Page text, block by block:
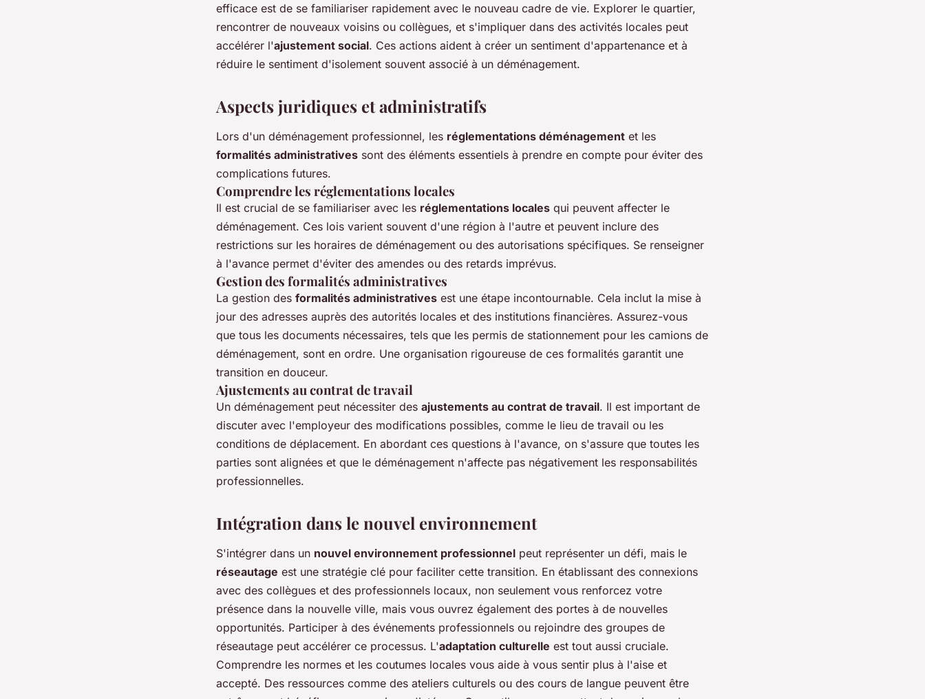
efficace est de se familiariser rapidement avec le nouveau cadre de vie. Explorer le quartier,
rencontrer de nouveaux voisins ou collègues, et s'impliquer dans des activités locales peut
accélérer l'ajustement social. Ces actions aident à créer un sentiment d'appartenance et à
réduire le sentiment d'isolement souvent associé à un déménagement.
Aspects juridiques et administratifs
Lors d'un déménagement professionnel, les réglementations déménagement et les
formalités administratives sont des éléments essentiels à prendre en compte pour éviter des
complications futures.
Comprendre les réglementations locales
Il est crucial de se familiariser avec les réglementations locales qui peuvent affecter le
déménagement. Ces lois varient souvent d'une région à l'autre et peuvent inclure des
restrictions sur les horaires de déménagement ou des autorisations spécifiques. Se renseigner
à l'avance permet d'éviter des amendes ou des retards imprévus.
Gestion des formalités administratives
La gestion des formalités administratives est une étape incontournable. Cela inclut la mise à
jour des adresses auprès des autorités locales et des institutions financières. Assurez-vous
que tous les documents nécessaires, tels que les permis de stationnement pour les camions de
déménagement, sont en ordre. Une organisation rigoureuse de ces formalités garantit une
transition en douceur.
Ajustements au contrat de travail
Un déménagement peut nécessiter des ajustements au contrat de travail. Il est important de
discuter avec l'employeur des modifications possibles, comme le lieu de travail ou les
conditions de déplacement. En abordant ces questions à l'avance, on s'assure que toutes les
parties sont alignées et que le déménagement n'affecte pas négativement les responsabilités
professionnelles.
Intégration dans le nouvel environnement
S'intégrer dans un nouvel environnement professionnel peut représenter un défi, mais le
réseautage est une stratégie clé pour faciliter cette transition. En établissant des connexions
avec des collègues et des professionnels locaux, non seulement vous renforcez votre
présence dans la nouvelle ville, mais vous ouvrez également des portes à de nouvelles
opportunités. Participer à des événements professionnels ou rejoindre des groupes de
réseautage peut accélérer ce processus. L'adaptation culturelle est tout aussi cruciale.
Comprendre les normes et les coutumes locales vous aide à vous sentir plus à l'aise et
accepté. Des ressources comme des ateliers culturels ou des cours de langue peuvent être